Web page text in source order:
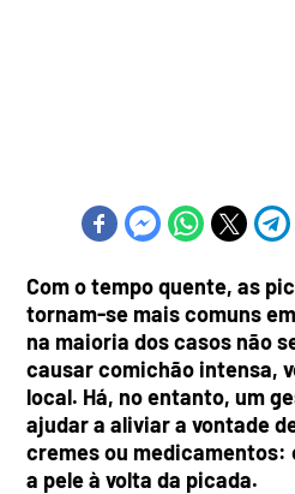
Com o tempo quente, as
tornam-se mais comuns
na maioria dos casos não
causar comichão intensa,
local. Há, no entanto, um
ajudar a aliviar a vontade
cremes ou medicamentos:
a pele à volta da picada.